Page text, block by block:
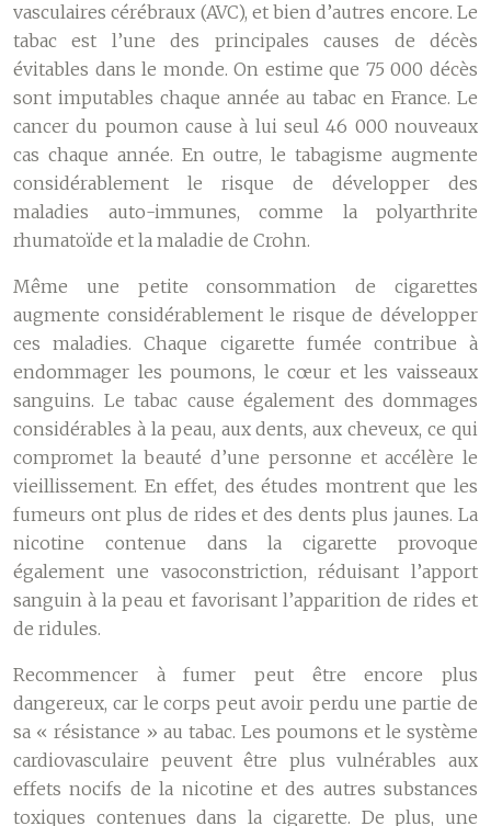
vasculaires cérébraux (AVC), et bien d’autres encore. Le
tabac est l’une des principales causes de décès
évitables dans le monde. On estime que 75 000 décès
sont imputables chaque année au tabac en France. Le
cancer du poumon cause à lui seul 46 000 nouveaux
cas chaque année. En outre, le tabagisme augmente
considérablement le risque de développer des
maladies auto-immunes, comme la polyarthrite
rhumatoïde et la maladie de Crohn.
Même une petite consommation de cigarettes
augmente considérablement le risque de développer
ces maladies. Chaque cigarette fumée contribue à
endommager les poumons, le cœur et les vaisseaux
sanguins. Le tabac cause également des dommages
considérables à la peau, aux dents, aux cheveux, ce qui
compromet la beauté d’une personne et accélère le
vieillissement. En effet, des études montrent que les
fumeurs ont plus de rides et des dents plus jaunes. La
nicotine contenue dans la cigarette provoque
également une vasoconstriction, réduisant l’apport
sanguin à la peau et favorisant l’apparition de rides et
de ridules.
Recommencer à fumer peut être encore plus
dangereux, car le corps peut avoir perdu une partie de
sa « résistance » au tabac. Les poumons et le système
cardiovasculaire peuvent être plus vulnérables aux
effets nocifs de la nicotine et des autres substances
toxiques contenues dans la cigarette. De plus, une